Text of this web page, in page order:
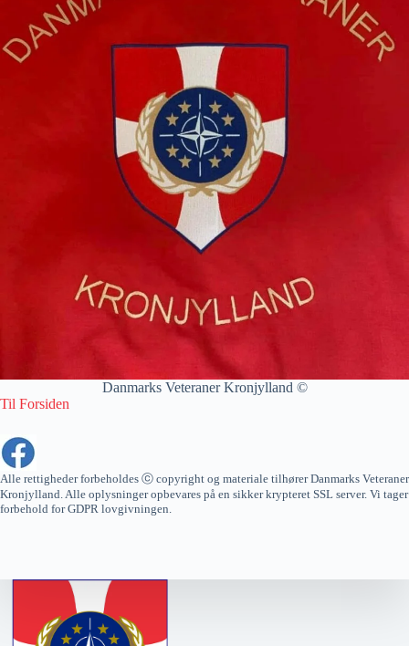
Danmarks Veteraner Kronjylland ©
Til Forsiden
Alle rettigheder forbeholdes ⓒ copyright og materiale tilhører Danmarks Veteraner
Kronjylland. Alle oplysninger opbevares på en sikker krypteret SSL server. Vi tager
forbehold for GDPR lovgivningen.